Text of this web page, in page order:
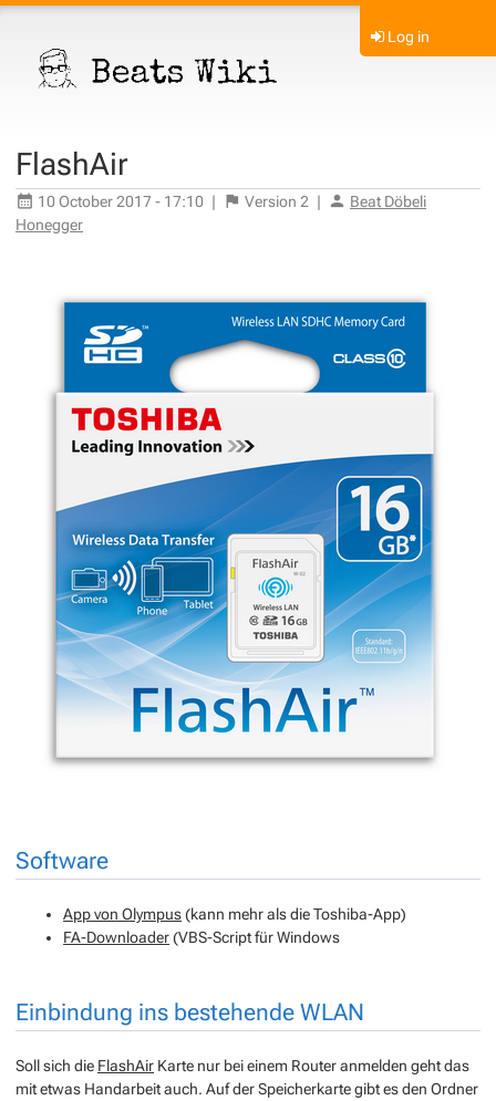
Log in
FlashAir
10 October 2017 - 17:10 | Version 2 |
Beat Döbeli
Honegger
Software
App von Olympus(kann mehr als die Toshiba-App)
FA-Downloader(VBS-Script für Windows
Einbindung ins bestehende WLAN
Soll sich die FlashAir Karte nur bei einem Router anmelden geht das
mit etwas Handarbeit auch. Auf der Speicherkarte gibt es den Ordner